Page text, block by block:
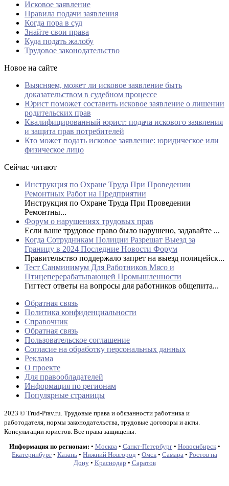
Исковое заявление
Правила подачи заявления
Когда пора в суд
Знайте свои права
Куда подать жалобу
Трудовое законодательство
Новое на сайте
Выясняем, может ли исковое заявление быть
доказательством в судебном процессе
Юрист поможет составить исковое заявление о лишении
родительских прав
Квалифицированный юрист: подача искового заявления
и защита прав потребителей
Кто может подать исковое заявление: юридическое или
физическое лицо
Сейчас читают
Инструкция по Охране Труда При Проведении
Ремонтных Работ на Предприятии
Инструкция по Охране Труда При Проведении
Ремонтны...
Форум о нарушениях трудовых прав
Если ваше трудовое право было нарушено, задавайте ...
Когда Сотрудникам Полиции Разрешат Выезд за
Границу в 2024 Последние Новости Форум
Правительство поддержало запрет на выезд полицейск...
Тест Санминимум Для Работников Мясо и
Птицеперерабатывающей Промышленности
Гигтест ответы на вопросы для работников общепита...
Обратная связь
Политика конфиденциальности
Справочник
Обратная связь
Пользовательское соглашение
Согласие на обработку персональных данных
Реклама
О проекте
Для правообладателей
Информация по регионам
Популярные страницы
2023 © Trud-Prav.ru. Трудовые права и обязанности работника и
работодателя, нормы законодательства, трудовые договоры и акты.
Консультации юристов. Все права защищены.
Информация по регионам: • Москва• Санкт-Петербург• Новосибирск•
Екатеринбург • Казань • Нижний Новгород • Омск • Самара • Ростов на
Дону• Краснодар • Саратов